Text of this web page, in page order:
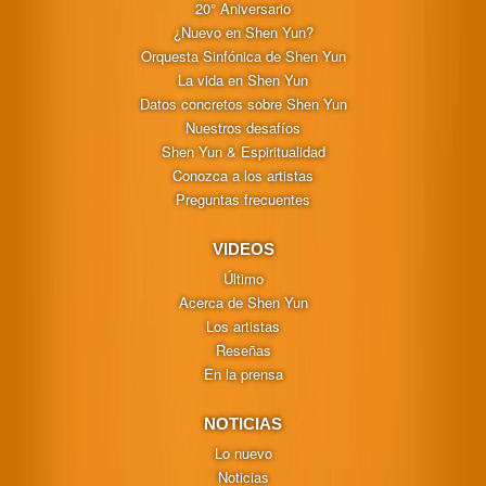
20° Aniversario
¿Nuevo en Shen Yun?
Orquesta Sinfónica de Shen Yun
La vida en Shen Yun
Datos concretos sobre Shen Yun
Nuestros desafíos
Shen Yun & Espiritualidad
Conozca a los artistas
Preguntas frecuentes
VIDEOS
Último
Acerca de Shen Yun
Los artistas
Reseñas
En la prensa
NOTICIAS
Lo nuevo
Noticias